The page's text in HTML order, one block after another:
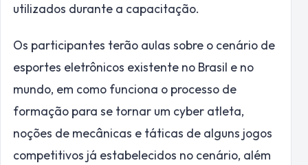
utilizados durante a capacitação.
Os participantes terão aulas sobre o cenário de
esportes eletrônicos existente no Brasil e no
mundo, em como funciona o processo de
formação para se tornar um cyber atleta,
noções de mecânicas e táticas de alguns jogos
competitivos já estabelecidos no cenário, além